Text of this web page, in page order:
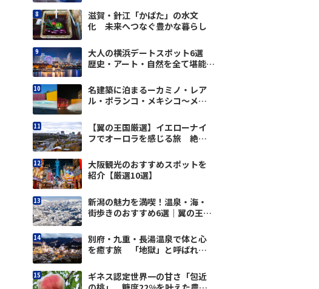
滋賀・針江「かばた」の水文
化 未来へつなぐ豊かな暮らし
大人の横浜デートスポット6選
歴史・アート・自然を全て堪能｜
名建築に泊まるーカミノ・レア
ル・ポランコ・メキシコ〜メキ
【翼の王国厳選】イエローナイ
フでオーロラを感じる旅 絶景
大阪観光のおすすめスポットを
紹介【厳選10選】
新潟の魅力を満喫！温泉・海・
街歩きのおすすめ6選｜翼の王国
別府・九重・長湯温泉で体と心
を癒す旅 「地獄」と呼ばれた
ギネス認定世界一の甘さ「包近